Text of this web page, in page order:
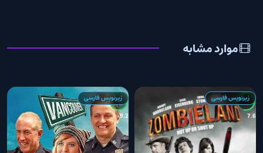
موارد مشابه
7.6
زیرنویس فارسی
9.2
زیرنویس فارسی